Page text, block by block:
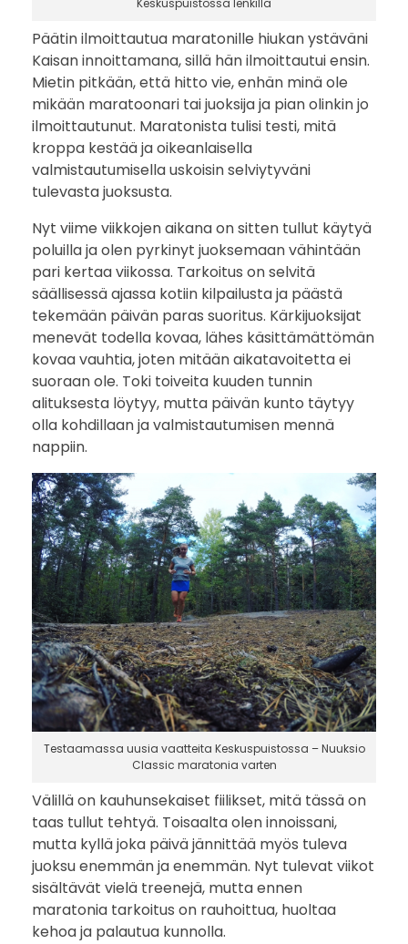
Keskuspuistossa lenkillä
Päätin ilmoittautua maratonille hiukan ystäväni
Kaisan innoittamana, sillä hän ilmoittautui ensin.
Mietin pitkään, että hitto vie, enhän minä ole
mikään maratoonari tai juoksija ja pian olinkin jo
ilmoittautunut. Maratonista tulisi testi, mitä
kroppa kestää ja oikeanlaisella
valmistautumisella uskoisin selviytyväni
tulevasta juoksusta.
Nyt viime viikkojen aikana on sitten tullut käytyä
poluilla ja olen pyrkinyt juoksemaan vähintään
pari kertaa viikossa. Tarkoitus on selvitä
säällisessä ajassa kotiin kilpailusta ja päästä
tekemään päivän paras suoritus. Kärkijuoksijat
menevät todella kovaa, lähes käsittämättömän
kovaa vauhtia, joten mitään aikatavoitetta ei
suoraan ole. Toki toiveita kuuden tunnin
alituksesta löytyy, mutta päivän kunto täytyy
olla kohdillaan ja valmistautumisen mennä
nappiin.
Testaamassa uusia vaatteita Keskuspuistossa – Nuuksio
Classic maratonia varten
Välillä on kauhunsekaiset fiilikset, mitä tässä on
taas tullut tehtyä. Toisaalta olen innoissani,
mutta kyllä joka päivä jännittää myös tuleva
juoksu enemmän ja enemmän. Nyt tulevat viikot
sisältävät vielä treenejä, mutta ennen
maratonia tarkoitus on rauhoittua, huoltaa
kehoa ja palautua kunnolla.